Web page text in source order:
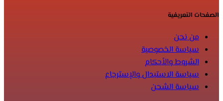
الصفحات التعريفية
من نحن
سياسة الخصوصية
الشروط والأحكام
سياسة الاستبدال والإسترجاع
سياسة الشحن